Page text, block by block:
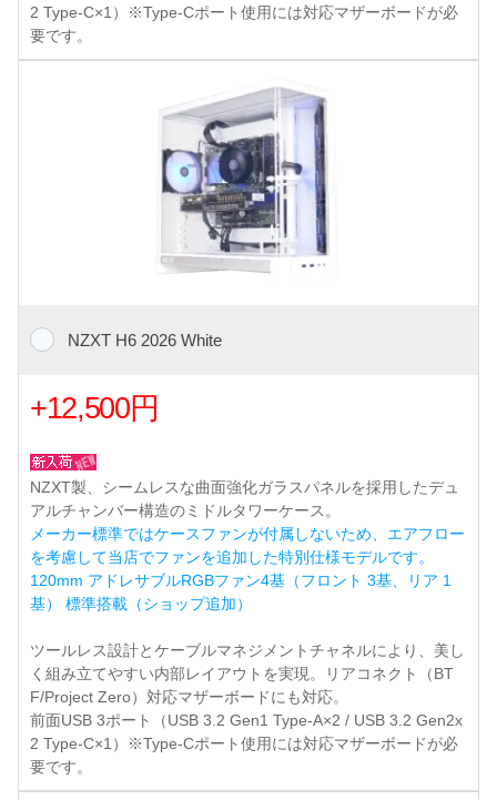
2 Type-C×1）※Type-Cポート使用には対応マザーボードが必
要です。
NZXT H6 2026 White
+12,500円
NZXT製、シームレスな曲面強化ガラスパネルを採用したデュ
アルチャンバー構造のミドルタワーケース。
メーカー標準ではケースファンが付属しないため、エアフロー
を考慮して当店でファンを追加した特別仕様モデルです。
120mm アドレサブルRGBファン4基（フロント 3基、リア 1
基） 標準搭載（ショップ追加）
ツールレス設計とケーブルマネジメントチャネルにより、美し
く組み立てやすい内部レイアウトを実現。リアコネクト（BT
F/Project Zero）対応マザーボードにも対応。
前面USB 3ポート（USB 3.2 Gen1 Type-A×2 / USB 3.2 Gen2x
2 Type-C×1）※Type-Cポート使用には対応マザーボードが必
要です。